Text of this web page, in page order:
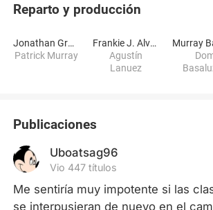
Reparto y producción
Jonathan Groff
Patrick Murray
Frankie J. Alvarez
Agustín
Lanuez
Murray
Publicaciones
Uboatsag96
Vio 447 títulos
Me sentiría muy impotente si las
se interpusieran de nuevo en el